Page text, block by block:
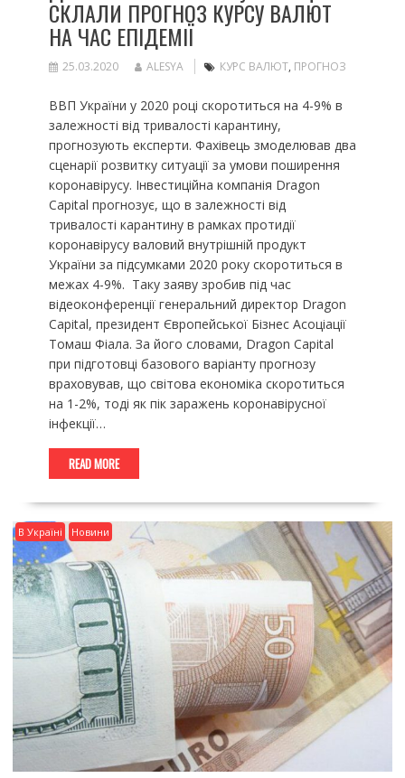
СКЛАЛИ ПРОГНОЗ КУРСУ ВАЛЮТ
НА ЧАС ЕПІДЕМІЇ
25.03.2020 ALESYA КУРС ВАЛЮТ, ПРОГНОЗ
ВВП України у 2020 році скоротиться на 4-9% в
залежності від тривалості карантину,
прогнозують експерти. Фахівець змоделював два
сценарії розвитку ситуації за умови поширення
коронавірусу. Інвестиційна компанія Dragon
Capital прогнозує, що в залежності від
тривалості карантину в рамках протидії
коронавірусу валовий внутрішній продукт
України за підсумками 2020 року скоротиться в
межах 4-9%. Таку заяву зробив під час
відеоконференції генеральний директор Dragon
Capital, президент Європейської Бізнес Асоціації
Томаш Фіала. За його словами, Dragon Capital
при підготовці базового варіанту прогнозу
враховував, що світова економіка скоротиться
на 1-2%, тоді як пік заражень коронавірусної
інфекції…
READ MORE
В Україні Новини